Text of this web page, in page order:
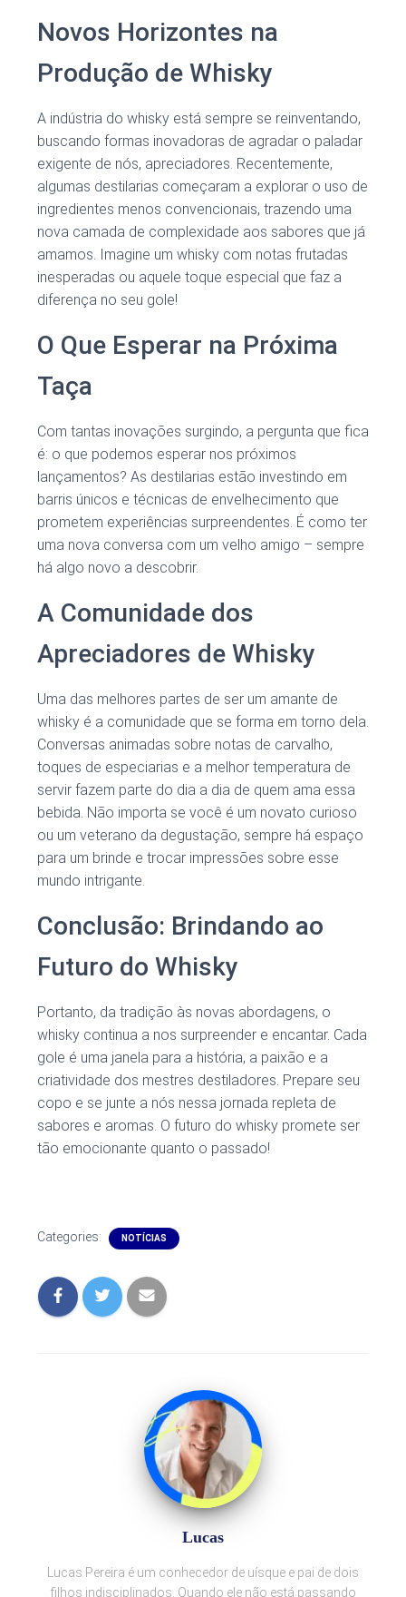
Novos Horizontes na
Produção de Whisky
A indústria do whisky está sempre se reinventando,
buscando formas inovadoras de agradar o paladar
exigente de nós, apreciadores. Recentemente,
algumas destilarias começaram a explorar o uso de
ingredientes menos convencionais, trazendo uma
nova camada de complexidade aos sabores que já
amamos. Imagine um whisky com notas frutadas
inesperadas ou aquele toque especial que faz a
diferença no seu gole!
O Que Esperar na Próxima
Taça
Com tantas inovações surgindo, a pergunta que fica
é: o que podemos esperar nos próximos
lançamentos? As destilarias estão investindo em
barris únicos e técnicas de envelhecimento que
prometem experiências surpreendentes. É como ter
uma nova conversa com um velho amigo – sempre
há algo novo a descobrir.
A Comunidade dos
Apreciadores de Whisky
Uma das melhores partes de ser um amante de
whisky é a comunidade que se forma em torno dela.
Conversas animadas sobre notas de carvalho,
toques de especiarias e a melhor temperatura de
servir fazem parte do dia a dia de quem ama essa
bebida. Não importa se você é um novato curioso
ou um veterano da degustação, sempre há espaço
para um brinde e trocar impressões sobre esse
mundo intrigante.
Conclusão: Brindando ao
Futuro do Whisky
Portanto, da tradição às novas abordagens, o
whisky continua a nos surpreender e encantar. Cada
gole é uma janela para a história, a paixão e a
criatividade dos mestres destiladores. Prepare seu
copo e se junte a nós nessa jornada repleta de
sabores e aromas. O futuro do whisky promete ser
tão emocionante quanto o passado!
Categories: NOTÍCIAS
Lucas
Lucas Pereira é um conhecedor de uísque e pai de dois
filhos indisciplinados. Quando ele não está passando